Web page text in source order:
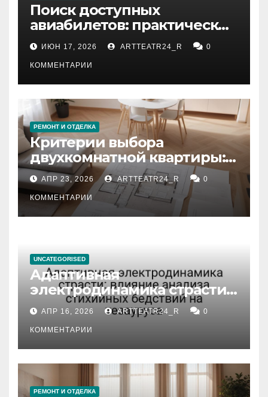
Поиск доступных
авиабилетов: практические
рекомендации
ИЮН 17, 2026 ARTTEATR24_R 0
КОММЕНТАРИИ
РЕМОНТ И ОТДЕЛКА
Критерии выбора
двухкомнатной квартиры:
планировка, площадь,
состояние и документация
АПР 23, 2026 ARTTEATR24_R 0
КОММЕНТАРИИ
UNCATEGORISED
Адаптивная
электродинамика страсти:
влияние анализа
стихийных бедствий на
тезауруса
АПР 16, 2026 ARTTEATR24_R 0
КОММЕНТАРИИ
РЕМОНТ И ОТДЕЛКА